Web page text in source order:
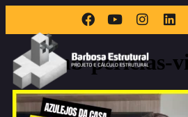
thumb-pericias-